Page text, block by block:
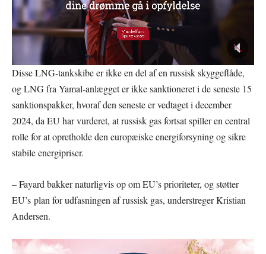
Disse LNG-tankskibe er ikke en del af en russisk skyggeflåde,
og LNG fra Yamal-anlægget er ikke sanktioneret i de seneste 15
sanktionspakker, hvoraf den seneste er vedtaget i december
2024, da EU har vurderet, at russisk gas fortsat spiller en central
rolle for at opretholde den europæiske energiforsyning og sikre
stabile energipriser.
– Fayard bakker naturligvis op om EU’s prioriteter, og støtter
EU’s plan for udfasningen af russisk gas, understreger Kristian
Andersen.